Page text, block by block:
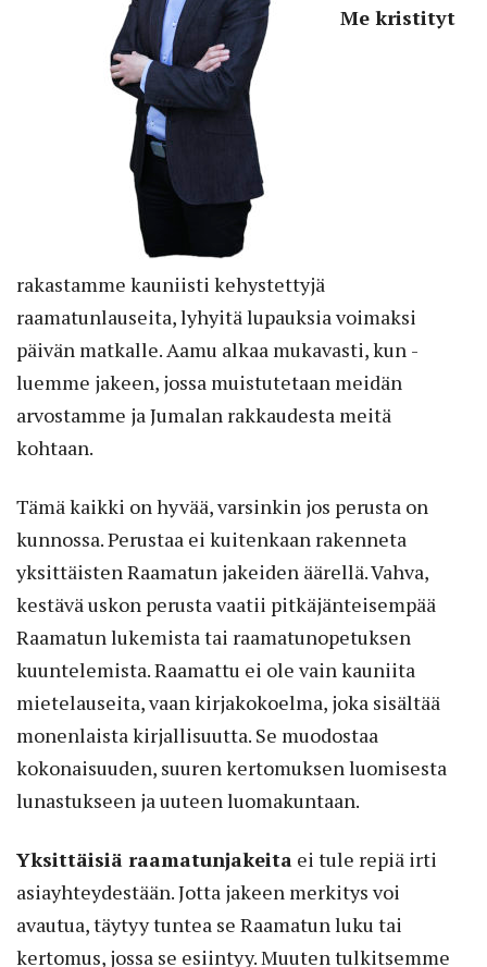
Me kristityt
rakastamme kauniisti kehystettyjä
raamatunlauseita, lyhyitä lupauksia voimaksi
päivän matkalle. Aamu alkaa mukavasti, kun ­
luemme jakeen, jossa muistutetaan meidän
arvostamme ja Jumalan rakkaudesta meitä
kohtaan.
Tämä kaikki on hyvää, varsinkin jos perusta on
kunnossa. Perustaa ei kuitenkaan rakenneta
yksittäisten Raamatun jakeiden äärellä. Vahva,
kestävä uskon perusta vaatii pitkäjänteisempää
Raamatun lukemista tai raamatunopetuksen
kuuntelemista. Raamattu ei ole vain kauniita
mietelauseita, vaan kirjakokoelma, joka sisältää
monenlaista kirjallisuutta. Se muodostaa
kokonaisuuden, suuren kertomuksen luomisesta
lunastukseen ja uuteen luomakuntaan.
Yksittäisiä raamatunjakeita ei tule repiä irti
asiayhteydestään. Jotta jakeen merkitys voi
avautua, täytyy tuntea se Raamatun luku tai
kertomus, jossa se esiintyy. Muuten tulkitsemme